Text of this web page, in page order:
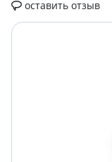
оставить отзыв